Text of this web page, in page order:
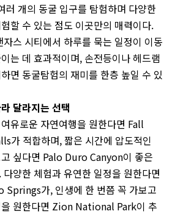
러 개의 동굴 입구를 탐험하며 다양한
할 수 있는 점도 이곳만의 매력이다.
자스 시티에서 하루를 묵는 일정이 이동
는 데 효과적이며, 손전등이나 헤드램
면 동굴탐험의 재미를 한층 높일 수 있
달라지는 선택
유로운 자연여행을 원한다면 Fall
가 적합하며, 짧은 시간에 압도적인
싶다면 Palo Duro Canyon이 좋은
다양한 체험과 유연한 일정을 원한다면
가, 인생에 한 번쯤 꼭 가보고
을 원한다면 Zion National Park이 추